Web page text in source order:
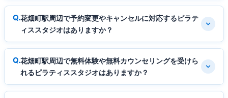
花畑町駅周辺で予約変更やキャンセルに対応するピラテ
ィススタジオはありますか？
花畑町駅周辺で無料体験や無料カウンセリングを受けら
れるピラティススタジオはありますか？